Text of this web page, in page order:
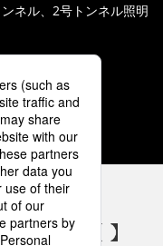
ネル、2号トンネル照明
5
アカウント